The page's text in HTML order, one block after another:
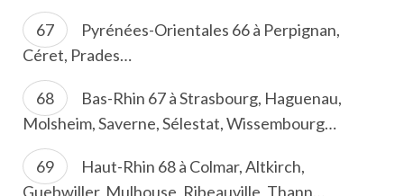
Pyrénées-Orientales 66 à Perpignan,
Céret, Prades…
Bas-Rhin 67 à Strasbourg, Haguenau,
Molsheim, Saverne, Sélestat, Wissembourg…
Haut-Rhin 68 à Colmar, Altkirch,
Guebwiller, Mulhouse, Ribeauville, Thann…